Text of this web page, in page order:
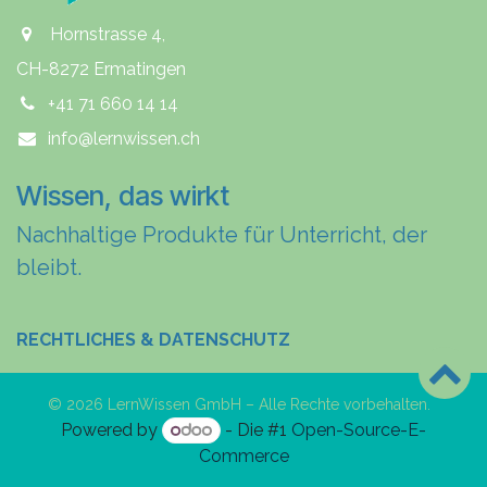
Hornstrasse 4,
CH-8272 Ermatingen
+41 71 660 14 14
info@lernwissen.ch
Wissen, das wirkt
Nachhaltige Produkte für Unterricht, der
bleibt.
RECHTLICHES & DATENSCHUTZ
© 2026 LernWissen GmbH – Alle Rechte vorbehalten.
Powered by - Die #1 Open-Source-E-
Commerce